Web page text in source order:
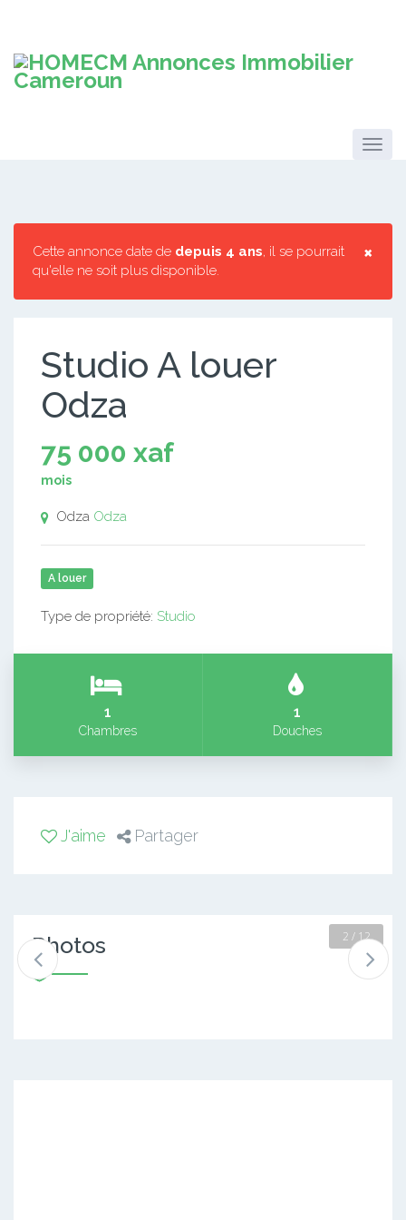
×
Cette annonce date de depuis 4 ans, il se pourrait
qu'elle ne soit plus disponible.
Studio A louer
Odza
75 000 xaf
mois
Odza Odza
A louer
Type de propriété: Studio
1
Chambres
1
Douches
J'aime Partager
Photos 2 / 12